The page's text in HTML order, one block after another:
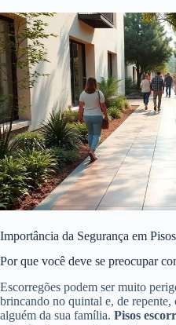
Importância da Segurança em
Por que você deve se preocupar
Escorregões podem ser muito
brincando no quintal e, de
alguém da sua família. Pisos